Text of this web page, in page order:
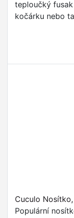
teploučký
kočárku nebo
Cuculo
Populární